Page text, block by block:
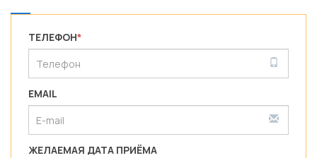
ТЕЛЕФОН*
EMAIL
ЖЕЛАЕМАЯ ДАТА ПРИЁМА